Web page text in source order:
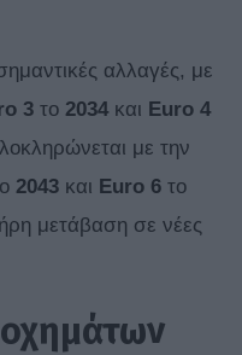
αλλαγές, με
3 το 2034 και Euro 4
με την
2043 και Euro 6 το
μετάβαση σε νέες